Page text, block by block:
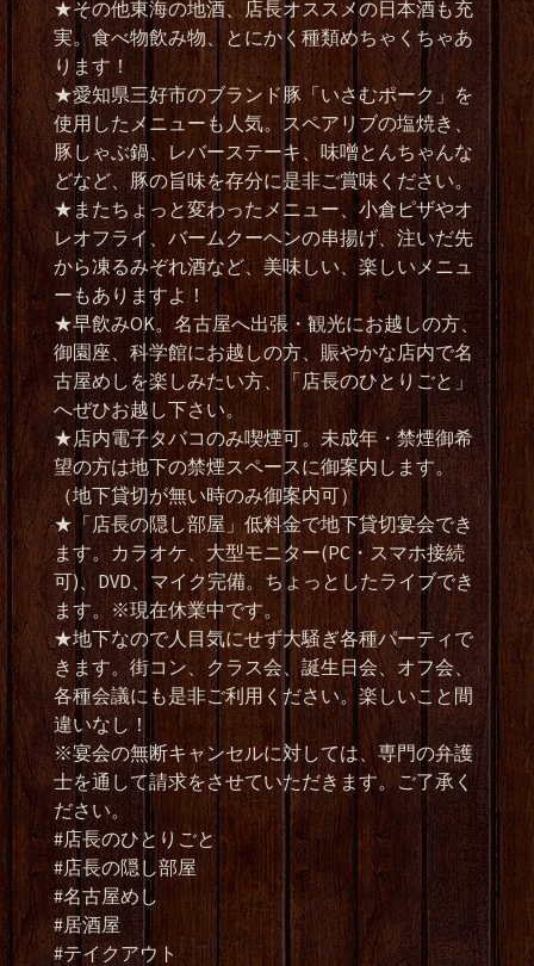
★その他東海の地酒、店長オススメの日本酒も充
実。食べ物飲み物、とにかく種類めちゃくちゃあ
ります！
★愛知県三好市のブランド豚「いさむポーク」を
使用したメニューも人気。スペアリブの塩焼き、
豚しゃぶ鍋、レバーステーキ、味噌とんちゃんな
どなど、豚の旨味を存分に是非ご賞味ください。
★またちょっと変わったメニュー、小倉ピザやオ
レオフライ、バームクーヘンの串揚げ、注いだ先
から凍るみぞれ酒など、美味しい、楽しいメニュ
ーもありますよ！
★早飲みOK。名古屋へ出張・観光にお越しの方、
御園座、科学館にお越しの方、賑やかな店内で名
古屋めしを楽しみたい方、「店長のひとりごと」
へぜひお越し下さい。
★店内電子タバコのみ喫煙可。未成年・禁煙御希
望の方は地下の禁煙スペースに御案内します。
（地下貸切が無い時のみ御案内可）
★「店長の隠し部屋」低料金で地下貸切宴会でき
ます。カラオケ、大型モニター(PC・スマホ接続
可)、DVD、マイク完備。ちょっとしたライブでき
ます。※現在休業中です。
★地下なので人目気にせず大騒ぎ各種パーティで
きます。街コン、クラス会、誕生日会、オフ会、
各種会議にも是非ご利用ください。楽しいこと間
違いなし！
※宴会の無断キャンセルに対しては、専門の弁護
士を通して請求をさせていただきます。ご了承く
ださい。
#店長のひとりごと
#店長の隠し部屋
#名古屋めし
#居酒屋
#テイクアウト